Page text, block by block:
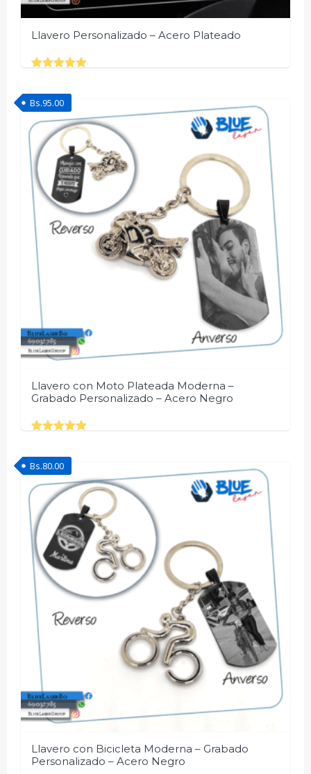
Llavero Personalizado – Acero Plateado
out of 5
Llavero con Moto Plateada Moderna –
Grabado Personalizado – Acero Negro
out of 5
Bs.95.00
Llavero con Bicicleta Moderna – Grabado
Personalizado – Acero Negro
Bs.80.00